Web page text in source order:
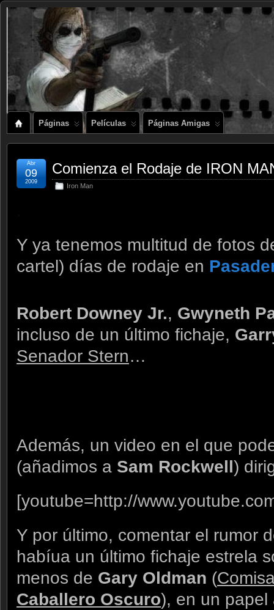
Páginas Películas Páginas Amigas
Comienza el Rodaje de IRON
Iron Man
Abr
09
2009
Y ya tenemos multitud de fotos
cartel) días de rodaje en
Robert Downey Jr., Gwyneth
incluso de un último fichaje,
Senador Stern…
Además, un video en el que
(añadimos a Sam Rockwell )
[youtube=http://
Y por último, comentar el rumor
habíua un último fichaje estrela
menos de Gary Oldman (
Caballero Oscuro), en un papel